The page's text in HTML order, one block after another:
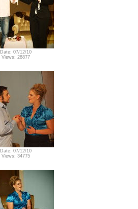
Date: 07/12/10
Views: 28877
Date: 07/12/10
Views: 34775